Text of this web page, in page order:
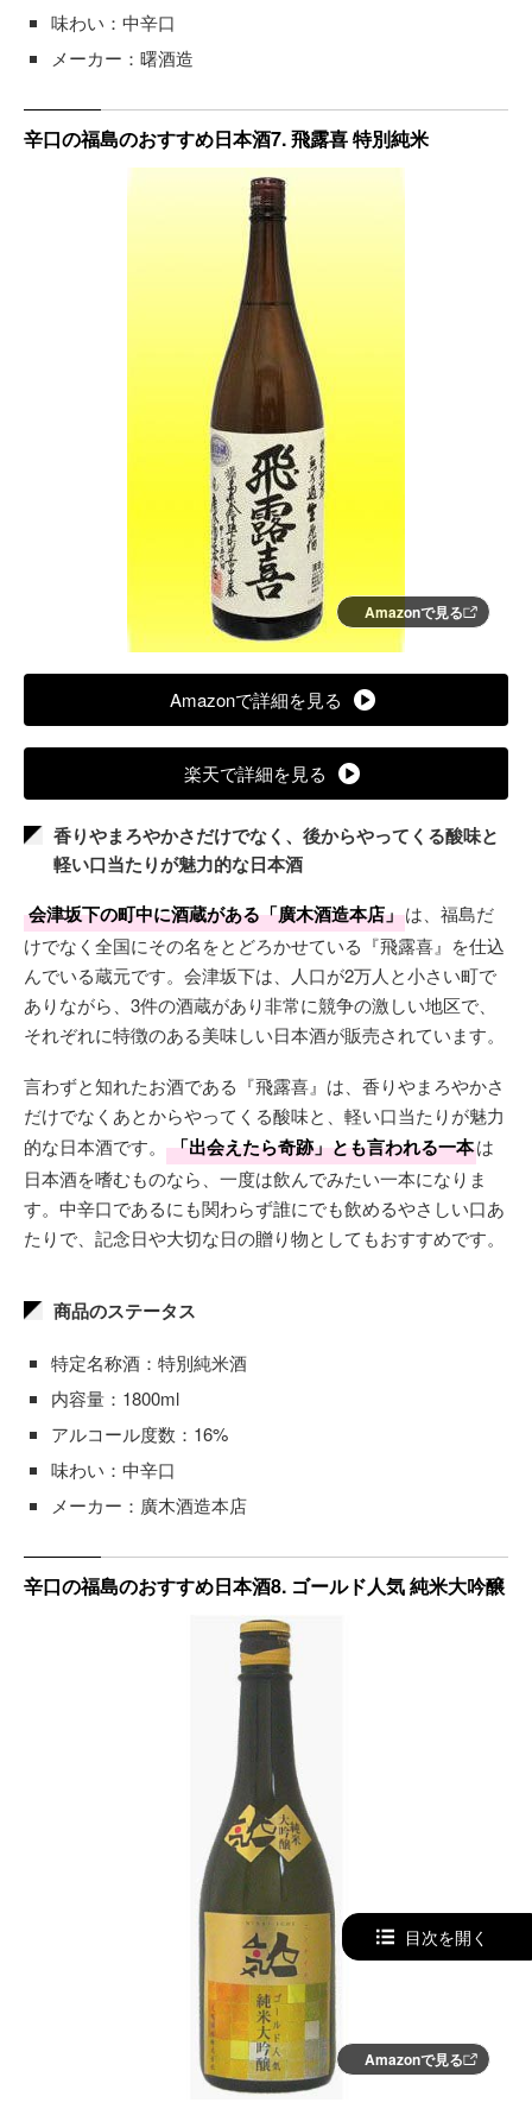
味わい：中辛口
メーカー：曙酒造
辛口の福島のおすすめ日本酒7. 飛露喜 特別純米
Amazonで見る
Amazonで詳細を見る
楽天で詳細を見る
香りやまろやかさだけでなく、後からやってくる酸味と
軽い口当たりが魅力的な日本酒
会津坂下の町中に酒蔵がある「廣木酒造本店」は、福島だ
けでなく全国にその名をとどろかせている『飛露喜』を仕込
んでいる蔵元です。会津坂下は、人口が2万人と小さい町で
ありながら、3件の酒蔵があり非常に競争の激しい地区で、
それぞれに特徴のある美味しい日本酒が販売されています。
言わずと知れたお酒である『飛露喜』は、香りやまろやかさ
だけでなくあとからやってくる酸味と、軽い口当たりが魅力
的な日本酒です。
「出会えたら奇跡」とも言われる一本は
日本酒を嗜むものなら、一度は飲んでみたい一本になりま
す。中辛口であるにも関わらず誰にでも飲めるやさしい口あ
たりで、記念日や大切な日の贈り物としてもおすすめです。
商品のステータス
特定名称酒：特別純米酒
内容量：1800ml
アルコール度数：16%
味わい：中辛口
メーカー：廣木酒造本店
辛口の福島のおすすめ日本酒8. ゴールド人気 純米大吟醸
Amazonで見る
目次を開く